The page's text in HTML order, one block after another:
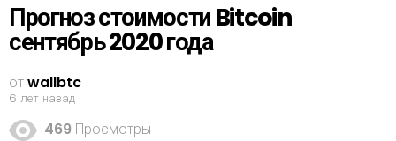
Прогноз стоимости Bitcoin
сентябрь 2020 года
отwallbtc
6 лет назад
469 Просмотры